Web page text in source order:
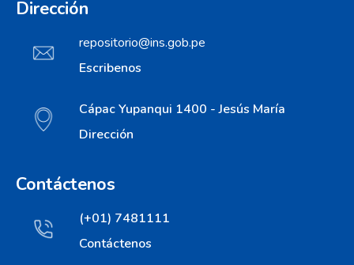
Dirección
repositorio@ins.gob.pe
Escribenos
Cápac Yupanqui 1400 - Jesús María
Dirección
Contáctenos
(+01) 7481111
Contáctenos